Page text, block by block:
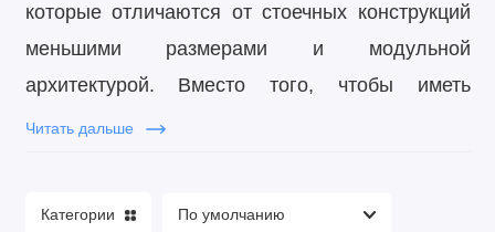
которые отличаются от стоечных конструкций
меньшими размерами и модульной
архитектурой. Вместо того, чтобы иметь
отдельный корпус, как стоечный сервер, блейд-
Читать дальше
Категории